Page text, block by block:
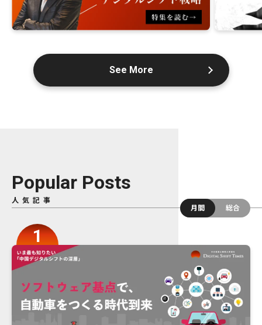
See More
Popular Posts
人気記事
月間
総合